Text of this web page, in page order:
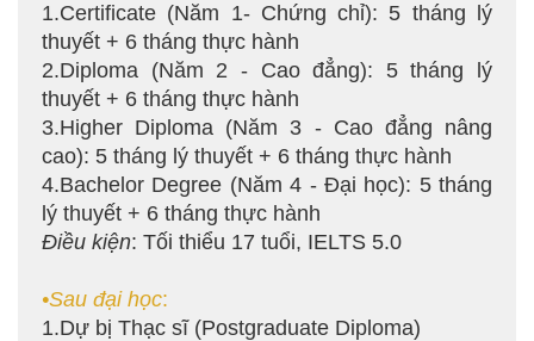
1.Certificate (Năm 1- Chứng chỉ): 5 tháng lý
thuyết + 6 tháng thực hành
2.Diploma (Năm 2 - Cao đẳng): 5 tháng lý
thuyết + 6 tháng thực hành
3.Higher Diploma (Năm 3 - Cao đẳng nâng
cao): 5 tháng lý thuyết + 6 tháng thực hành
4.Bachelor Degree (Năm 4 - Đại học): 5 tháng
lý thuyết + 6 tháng thực hành
Điều kiện: Tối thiểu 17 tuổi, IELTS 5.0
•Sau đại học:
1.Dự bị Thạc sĩ (Postgraduate Diploma)